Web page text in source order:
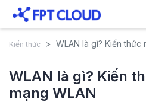
Kiến thức WLAN là gì? Kiến thức
WLAN là gì? Kiến
mạng WLAN